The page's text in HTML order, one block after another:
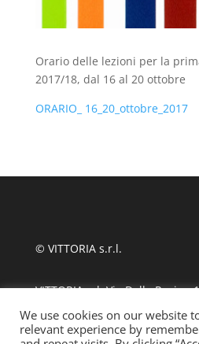
Orario delle lezioni per la
2017/18, dal 16 al 20 ottobre
ORARIO_ 16_20_ottobre_2017
© VITTORIA s.r.l.
VITTORIA srl, Via Delle Rosine
11124480010
We use cookies on our website
relevant experience by